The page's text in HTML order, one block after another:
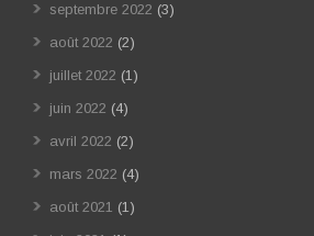
septembre 2022 (3)
août 2022 (2)
juillet 2022 (1)
juin 2022 (4)
avril 2022 (2)
mars 2022 (4)
août 2021 (1)